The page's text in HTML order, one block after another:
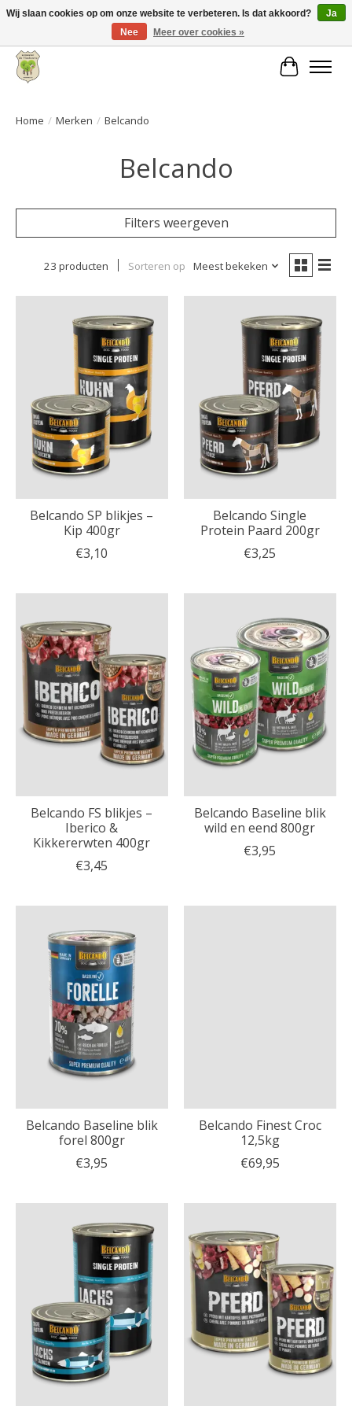
Grote keuze aan producten en snelle verzending!
Home / Merken / Belcando
Belcando
Filters weergeven
23 producten Sorteren op Meest bekeken
Belcando SP blikjes –
Kip 400gr
€3,10
Belcando Single
Protein Paard 200gr
€3,25
Belcando FS blikjes –
Iberico &
Kikkererwten 400gr
€3,45
Belcando Baseline blik
wild en eend 800gr
€3,95
Belcando Baseline blik
forel 800gr
€3,95
Belcando Finest Croc
12,5kg
€69,95
Wij slaan cookies op om onze website te verbeteren. Is dat akkoord?
Ja
Nee
Meer over cookies »